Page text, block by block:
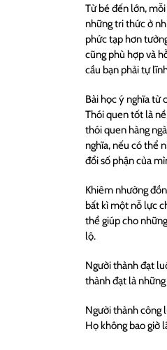
Từ bé đến lớn,
những tri thức ở
phức tạp hơn
cũng phù hợp và
cầu bạn phải tự
Bài học ý nghĩa từ
Thói quen tốt là
thói quen hàng
nghĩa, nếu có thể
đổi số phận của
Khiêm nhường
bất kì một nỗ lực
thể giúp cho
lộ.
Người thành đạt
thành đạt là
Người thành công
Họ không bao giờ